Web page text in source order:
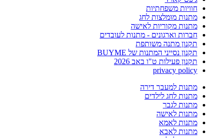
חוויות משפחתיות
מתנות מומלצות לחג
מתנות מקוריות לאישה
חברות וארגונים - מתנות לעובדים
תקנון מתנה משותפת
תקנון נסייני המתנות של BUYME
תקנון פעילות ט"ו באב 2026
privacy policy
מתנות למעבר דירה
מתנות לחג לילדים
מתנות לגבר
מתנות לאישה
מתנות לאמא
מתנות לאבא